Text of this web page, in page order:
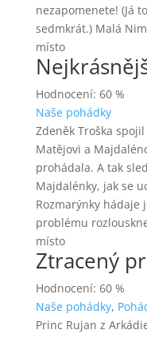
nezapomenete! (Já
sedmkrát.) Malá
místo
Hodnocení: 60 %
Naše pohádky
Zdeněk Troška
Matějovi a
prohádala. A tak
Majdalénky, jak se
Rozmarýnky hádaje
problému
místo
Ztracený
Hodnocení: 60 %
Naše pohádky,
Princ Rujan z